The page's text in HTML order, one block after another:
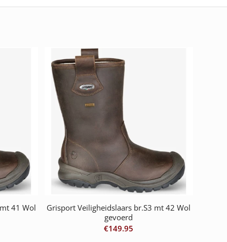
41 Wol
Grisport Veiligheidslaars br.S3 mt 42 Wol
gevoerd
€149.95